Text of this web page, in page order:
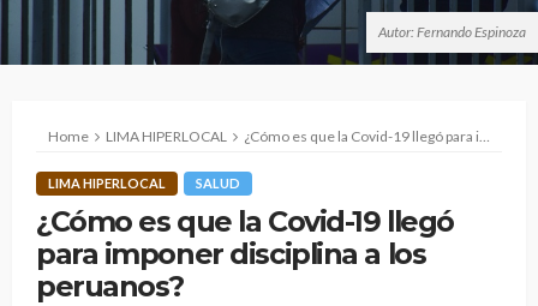
Autor: Fernando Espinoza
Home LIMA HIPERLOCAL ¿Cómo es que la Covid-19 llegó para imponer disciplina a los peruanos?
LIMA HIPERLOCAL SALUD
¿Cómo es que la Covid-19 llegó
para imponer disciplina a los
peruanos?